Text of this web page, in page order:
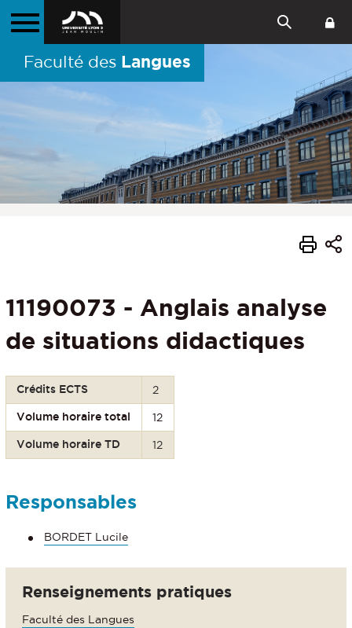
Faculté des Langues
11190073 - Anglais analyse
de situations didactiques
Crédits ECTS 2
Volume horaire total 12
Volume horaire TD 12
Responsables
BORDET Lucile
Renseignements pratiques
Faculté des Langues